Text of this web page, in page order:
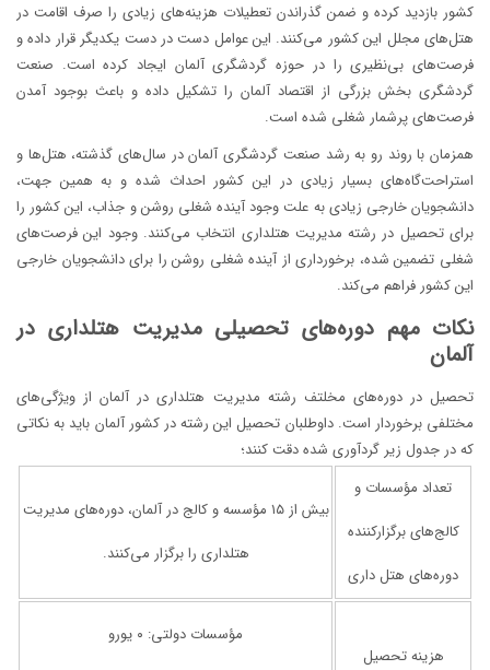
کشور بازدید کرده و ضمن گذراندن تعطیلات هزینه‌های زیادی را صرف اقامت در
هتل‌های مجلل این کشور می‌کنند. این عوامل دست در دست یکدیگر قرار داده و
فرصت‌های بی‌نظیری را در حوزه گردشگری آلمان ایجاد کرده است. صنعت
گردشگری بخش بزرگی از اقتصاد آلمان را تشکیل داده و باعث بوجود آمدن
فرصت‌های پرشمار شغلی شده است.
همزمان با روند رو به رشد صنعت گردشگری آلمان در سال‌های گذشته، هتل‌ها و
استراحت‌گاه‌های بسیار زیادی در این کشور احداث شده و به همین جهت،
دانشجویان خارجی زیادی به علت وجود آینده شغلی روشن و جذاب، این کشور را
برای تحصیل در رشته مدیریت هتلداری انتخاب می‌کنند. وجود این فرصت‌های
شغلی تضمین شده، برخورداری از آینده شغلی روشن را برای دانشجویان خارجی
این کشور فراهم می‌کند.
نکات مهم دوره‌های تحصیلی مدیریت هتلداری در
آلمان
تحصیل در دوره‌های مخلتف رشته مدیریت هتلداری در آلمان از ویژگی‌های
مختلفی برخوردار است. داوطلبان تحصیل این رشته در کشور آلمان باید به نکاتی
که در جدول زیر گردآوری شده دقت کنند؛
تعداد مؤسسات و
کالج‌های برگزارکننده
دوره‌های هتل داری
بیش از ۱۵ مؤسسه و کالج در آلمان، دوره‌های مدیریت
هتلداری را برگزار می‌کنند.
هزینه تحصیل
مؤسسات دولتی: ۰ یورو